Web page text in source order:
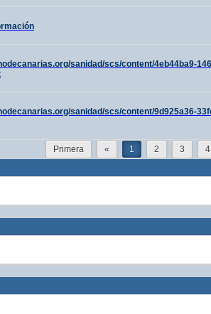
sanidad/scs/content/4eb44ba9-
sanidad/scs/content/9d925a36-
Primera « 1 2 3 4